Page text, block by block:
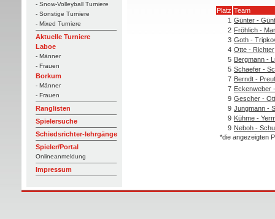
- Snow-Volleyball Turniere
- Sonstige Turniere
- Mixed Turniere
Aktuelle Turniere
Laboe
- Männer
- Frauen
Borkum
- Männer
- Frauen
Ranglisten
Spielersuche
Schiedsrichter-lehrgänge
Spieler/Portal
Onlineanmeldung
Impressum
Platz Team
1 Günter -
2 Fröhlich -
3 Goth -
4 Otte - Richter
5 Bergmann -
5 Schaefer -
7 Berndt -
7 Eckenweber
9 Gescher - Ott
9 Jungmann -
9 Kühme -
9 Neboh -
*die angezeigten